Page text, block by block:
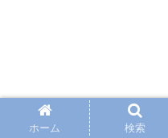
ホーム 検索